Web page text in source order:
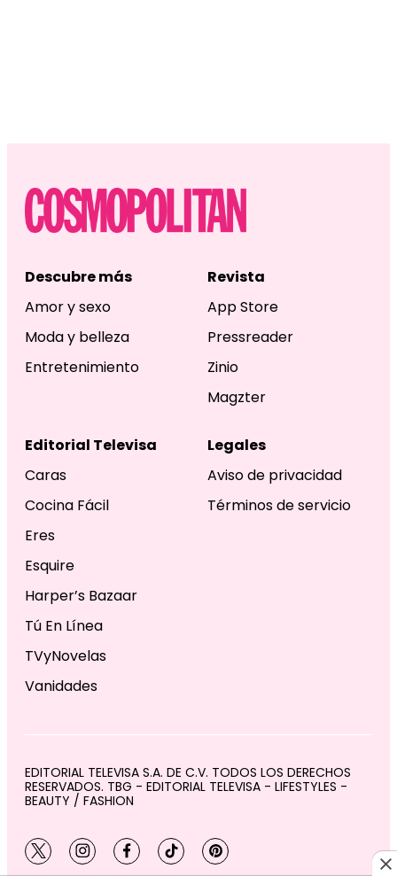
Descubre más
Amor y sexo
Moda y belleza
Entretenimiento
Revista
App Store
Pressreader
Zinio
Magzter
Editorial Televisa
Caras
Cocina Fácil
Eres
Esquire
Harper’s Bazaar
Tú En Línea
TVyNovelas
Vanidades
Legales
Aviso de privacidad
Términos de servicio
EDITORIAL TELEVISA S.A. DE C.V. TODOS LOS DERECHOS
RESERVADOS. TBG - EDITORIAL TELEVISA - LIFESTYLES -
BEAUTY / FASHION
twitterinstagram
facebooktiktokpinterest